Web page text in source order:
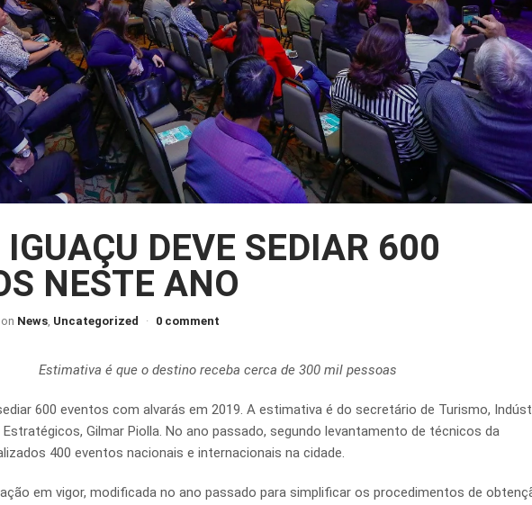
IGUAÇU DEVE SEDIAR 600
NESTE ANO
on News, Uncategorized 0 comment
Estimativa é que o destino receba cerca de 300 mil pessoas
600 eventos com alvarás em 2019. A estimativa é do secretário de Turismo,
Gilmar Piolla. No ano passado, segundo levantamento de técnicos da
400 eventos nacionais e internacionais na cidade.
em vigor, modificada no ano passado para simplificar os procedimentos de